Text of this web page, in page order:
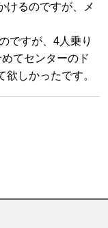
けるのですが、メ
ですが、4人乗り
てセンターのド
しかったです。